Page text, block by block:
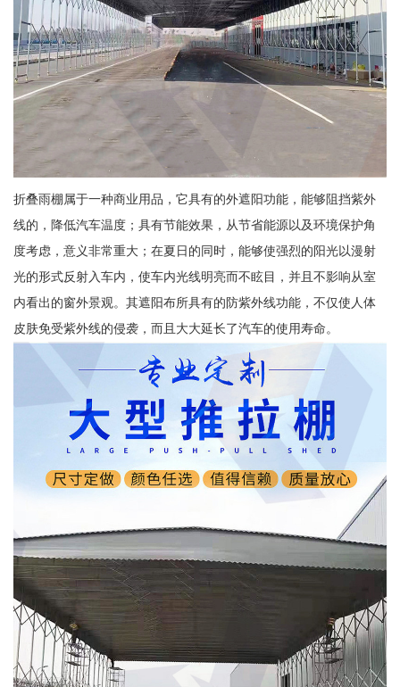
折叠雨棚属于一种商业用品，它具有的外遮阳功能，能够阻挡紫外
线的，降低汽车温度；具有节能效果，从节省能源以及环境保护角
度考虑，意义非常重大；在夏日的同时，能够使强烈的阳光以漫射
光的形式反射入车内，使车内光线明亮而不眩目，并且不影响从室
内看出的窗外景观。其遮阳布所具有的防紫外线功能，不仅使人体
皮肤免受紫外线的侵袭，而且大大延长了汽车的使用寿命。